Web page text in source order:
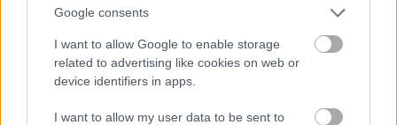
Google consents
I want to allow Google to enable storage
related to advertising like cookies on web or
device identifiers in apps.
I want to allow my user data to be sent to